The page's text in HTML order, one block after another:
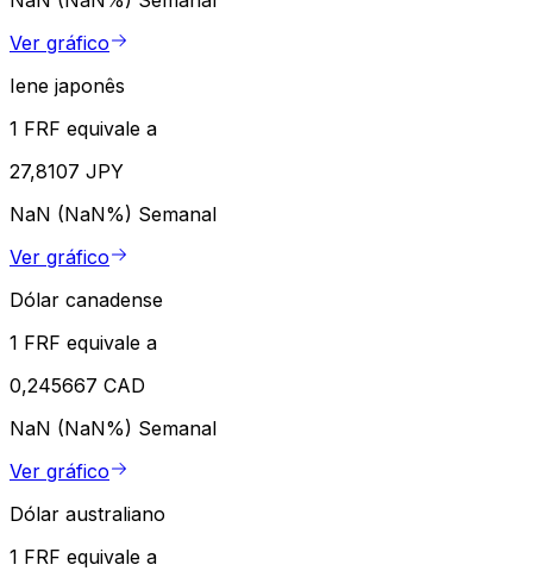
Ver gráfico
Iene japonês
1 FRF equivale a
27,8107 JPY
NaN (NaN%) Semanal
Ver gráfico
Dólar canadense
1 FRF equivale a
0,245667 CAD
NaN (NaN%) Semanal
Ver gráfico
Dólar australiano
1 FRF equivale a